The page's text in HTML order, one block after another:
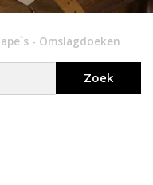
- Omslagdoeken
Zoek